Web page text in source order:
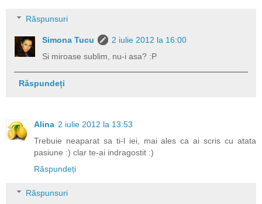
Răspunsuri
Simona Tucu
2 iulie 2012 la 16:00
Si miroase sublim, nu-i asa? :P
Răspundeți
Alina 2 iulie 2012 la 13:53
Trebuie neaparat sa ti-l iei, mai ales ca ai scris cu atata
pasiune :) clar te-ai indragostit :)
Răspundeți
Răspunsuri